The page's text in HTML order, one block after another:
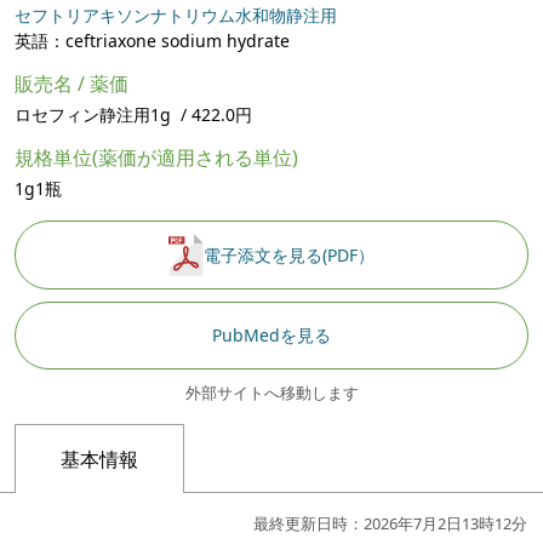
セフトリアキソンナトリウム水和物静注用
英語：ceftriaxone sodium hydrate
販売名 / 薬価
ロセフィン静注用1g / 422.0円
規格単位(薬価が適用される単位)
1g1瓶
電子添文を見る(PDF）
PubMedを見る
外部サイトへ移動します
基本情報
最終更新日時：2026年7月2日13時12分